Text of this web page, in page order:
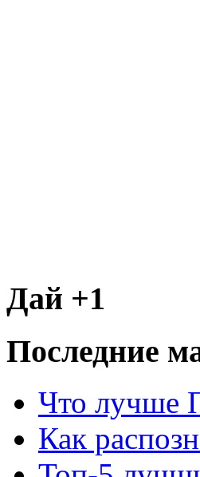
Дай +1
Последние
Что лучше
Как